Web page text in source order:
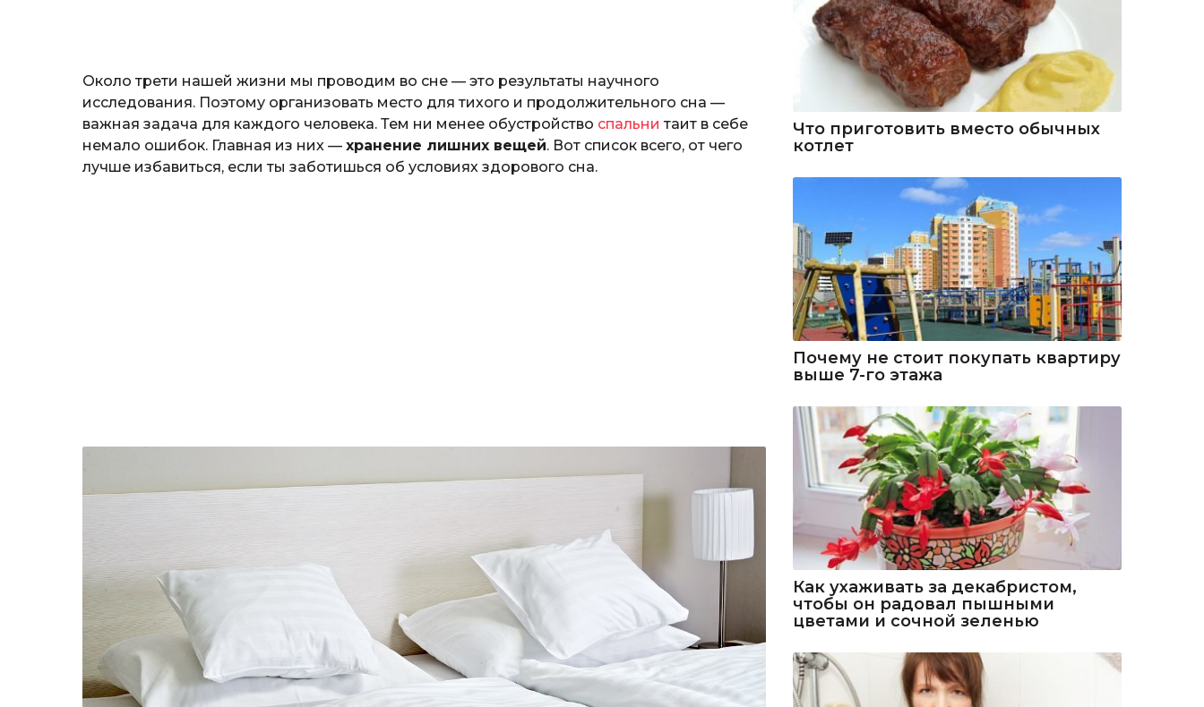
Около трети нашей жизни мы проводим во сне — это результаты научного
исследования. Поэтому организовать место для тихого и продолжительного сна —
важная задача для каждого человека. Тем ни менее обустройство спальни таит в себе
немало ошибок. Главная из них — хранение лишних вещей. Вот список всего, от чего
лучше избавиться, если ты заботишься об условиях здорового сна.
Что приготовить вместо обычных
котлет
Почему не стоит покупать квартиру
выше 7-го этажа
Как ухаживать за декабристом,
чтобы он радовал пышными
цветами и сочной зеленью